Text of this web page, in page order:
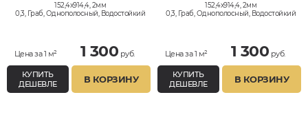
152,4x914,4, 2мм
0,3, Граб, Однополосный, Водостойкий
Цена за 1 м² 1 300 руб.
КУПИТЬ
ДЕШЕВЛЕ
В КОРЗИНУ
152,4x914,4, 2мм
0,3, Граб, Однополосный, Водостойкий
Цена за 1 м² 1 300 руб.
КУПИТЬ
ДЕШЕВЛЕ
В КОРЗИНУ